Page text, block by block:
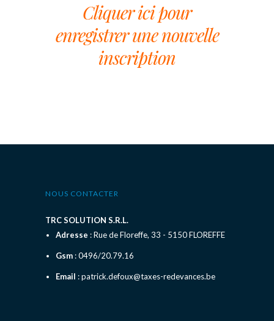
Cliquer ici pour
enregistrer une nouvelle
inscription
NOUS CONTACTER
TRC SOLUTION S.R.L.
Adresse : Rue de Floreffe, 33 - 5150 FLOREFFE
Gsm: 0496/20.79.16
Email : patrick.defoux@taxes-redevances.be